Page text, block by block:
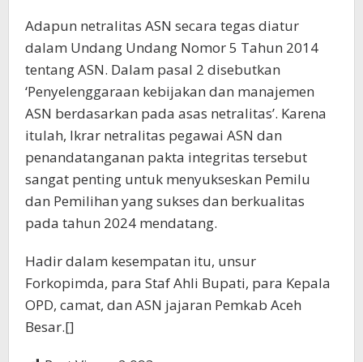
Adapun netralitas ASN secara tegas diatur
dalam Undang Undang Nomor 5 Tahun 2014
tentang ASN. Dalam pasal 2 disebutkan
‘Penyelenggaraan kebijakan dan manajemen
ASN berdasarkan pada asas netralitas’. Karena
itulah, Ikrar netralitas pegawai ASN dan
penandatanganan pakta integritas tersebut
sangat penting untuk menyukseskan Pemilu
dan Pemilihan yang sukses dan berkualitas
pada tahun 2024 mendatang.
Hadir dalam kesempatan itu, unsur
Forkopimda, para Staf Ahli Bupati, para Kepala
OPD, camat, dan ASN jajaran Pemkab Aceh
Besar.[]